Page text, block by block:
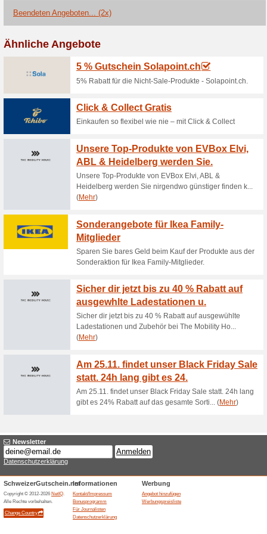
Aktuelle Angebote
Bambusparkett bei
43% funktioniert
Gutscheine
Jetzt bei parkett-direkt
parkett-direkt Webseite um
parkett-direkt
64% funktioniert Gutscheine
Entdecken Sie die
Solange der Vorrat reicht!
3 kostenfreie Muster
56% funktioniert Gutscheine
Welcher Boden passt zu